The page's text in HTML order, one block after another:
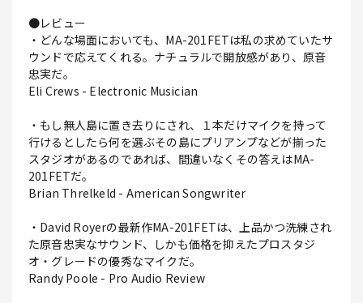
●レビュー
・どんな場面においても、MA-201FETは私の求めていたサ
ウンドで応えてくれる。ナチュラルで開放感があり、原音
忠実だ。
Eli Crews - Electronic Musician
・もし無人島に置き去りにされ、１本だけマイクを持って
行けるとしたら何を選ぶその島にプリアンプなどが揃った
スタジオがあるのであれば、間違いなくその答えはMA-
201FETだ。
Brian Threlkeld - American Songwriter
・David Royerの最新作MA-201FETは、上品かつ洗練され
た原音忠実なサウンド、しかも価格を抑えたプロスタジ
オ・グレードの優秀なマイクだ。
Randy Poole - Pro Audio Review